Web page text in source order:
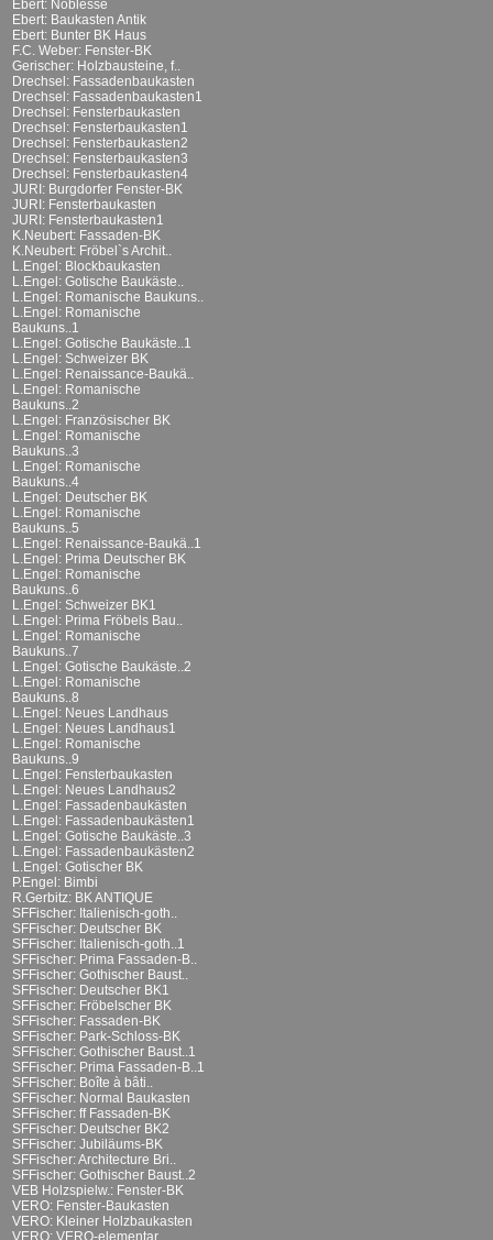
Ebert: Noblesse
Ebert: Baukasten Antik
Ebert: Bunter BK Haus
F.C. Weber: Fenster-BK
Gerischer: Holzbausteine, f..
Drechsel: Fassadenbaukasten
Drechsel: Fassadenbaukasten1
Drechsel: Fensterbaukasten
Drechsel: Fensterbaukasten1
Drechsel: Fensterbaukasten2
Drechsel: Fensterbaukasten3
Drechsel: Fensterbaukasten4
JURI: Burgdorfer Fenster-BK
JURI: Fensterbaukasten
JURI: Fensterbaukasten1
K.Neubert: Fassaden-BK
K.Neubert: Fröbel`s Archit..
L.Engel: Blockbaukasten
L.Engel: Gotische Baukäste..
L.Engel: Romanische Baukuns..
L.Engel: Romanische
Baukuns..1
L.Engel: Gotische Baukäste..1
L.Engel: Schweizer BK
L.Engel: Renaissance-Baukä..
L.Engel: Romanische
Baukuns..2
L.Engel: Französischer BK
L.Engel: Romanische
Baukuns..3
L.Engel: Romanische
Baukuns..4
L.Engel: Deutscher BK
L.Engel: Romanische
Baukuns..5
L.Engel: Renaissance-Baukä..1
L.Engel: Prima Deutscher BK
L.Engel: Romanische
Baukuns..6
L.Engel: Schweizer BK1
L.Engel: Prima Fröbels Bau..
L.Engel: Romanische
Baukuns..7
L.Engel: Gotische Baukäste..2
L.Engel: Romanische
Baukuns..8
L.Engel: Neues Landhaus
L.Engel: Neues Landhaus1
L.Engel: Romanische
Baukuns..9
L.Engel: Fensterbaukasten
L.Engel: Neues Landhaus2
L.Engel: Fassadenbaukästen
L.Engel: Fassadenbaukästen1
L.Engel: Gotische Baukäste..3
L.Engel: Fassadenbaukästen2
L.Engel: Gotischer BK
P.Engel: Bimbi
R.Gerbitz: BK ANTIQUE
SFFischer: Italienisch-goth..
SFFischer: Deutscher BK
SFFischer: Italienisch-goth..1
SFFischer: Prima Fassaden-B..
SFFischer: Gothischer Baust..
SFFischer: Deutscher BK1
SFFischer: Fröbelscher BK
SFFischer: Fassaden-BK
SFFischer: Park-Schloss-BK
SFFischer: Gothischer Baust..1
SFFischer: Prima Fassaden-B..1
SFFischer: Boîte à bâti..
SFFischer: Normal Baukasten
SFFischer: ff Fassaden-BK
SFFischer: Deutscher BK2
SFFischer: Jubiläums-BK
SFFischer: Architecture Bri..
SFFischer: Gothischer Baust..2
VEB Holzspielw.: Fenster-BK
VERO: Fenster-Baukasten
VERO: Kleiner Holzbaukasten
VERO: VERO-elementar